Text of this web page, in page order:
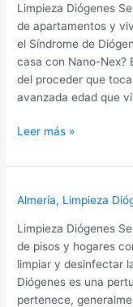
Limpieza Diógenes
de apartamentos y
el Síndrome de
casa con Nano-Nex?
del proceder que
avanzada edad que
Limpieza
Almería,
Viso
Leer más »
Almería, Limpieza
Limpieza Diógenes
de pisos y hogares
limpiar y desinfectar
Diógenes es una
pertenece,